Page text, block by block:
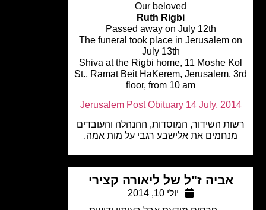
Our beloved
Ruth Rigbi
Passed away on July 12th
The funeral took place in Jerusalem
July 13th
Shiva at the Rigbi home, 11 Moshe
St., Ramat Beit HaKerem, Jerusalem,
floor, from 10 am
Jerusalem Post Obituary 14 July,
השידור, המוסדות, ההנהלה והעובדים
את אלישבע רגבי על מות אמה.
אביה ז"ל של ליאורה קצירי